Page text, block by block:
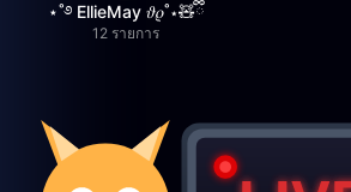
⋆˚࿔ EllieMay 𝜗𝜚˚⋆🧸ྀི
12 รายการ